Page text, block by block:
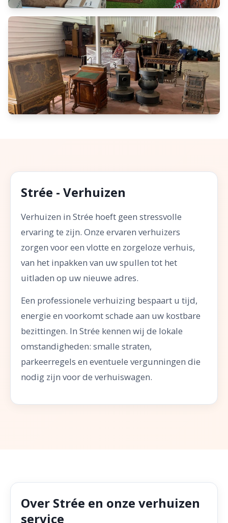
Strée - Verhuizen
Verhuizen in Strée hoeft geen stressvolle
ervaring te zijn. Onze ervaren verhuizers
zorgen voor een vlotte en zorgeloze verhuis,
van het inpakken van uw spullen tot het
uitladen op uw nieuwe adres.
Een professionele verhuizing bespaart u tijd,
energie en voorkomt schade aan uw kostbare
bezittingen. In Strée kennen wij de lokale
omstandigheden: smalle straten,
parkeerregels en eventuele vergunningen die
nodig zijn voor de verhuiswagen.
Over Strée en onze verhuizen
service